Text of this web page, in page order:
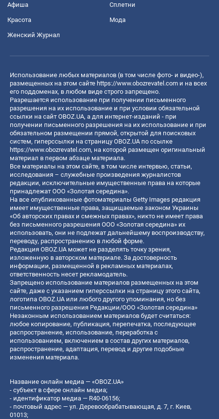
Афиша Сплетни
Красота Мода
Женский Журнал
Использование любых материалов (в том числе фото- и видео-),
размещенных на этом сайте https://www.obozrevatel.com и на всех
его поддоменах, в любом виде строго запрещено.
Разрешается использование при получении письменного
разрешения на их использование и при условии обязательной
ссылки на сайт OBOZ.UA, а для интернет-изданий - при
получении письменного разрешения на их использование и при
обязательном размещении прямой, открытой для поисковых
систем, гиперссылки на страницу OBOZ.UA по ссылке
https://www.obozrevatel.com, на которой размещен оригинальный
материал в первом абзаце материала.
Все материалы на этом сайте, в том числе интервью, статьи,
исследования – служебные произведения журналистов
редакции, исключительные имущественные права на которые
принадлежат ООО «Золотая середина».
На все опубликованные фотоматериалы Getty Images редакция
имеет имущественные права, защищаемые законом Украины
«Об авторских правах и смежных правах», никто не имеет права
без письменного разрешения ООО «Золотая середина» их
использовать, они не подлежат дальнейшему воспроизводству,
переводу, распространению в любой форме.
Редакция OBOZ.UA может не разделять точку зрения,
изложенную в авторском материале. За достоверность
информации, размещенной в рекламных материалах,
ответственность несет рекламодатель.
Запрещено использование материалов размещенных на этом
сайте, даже с указанием гиперссылки на страницу этого сайта,
логотипа OBOZ.UA или любого другого упоминания, но без
письменного разрешения Редакции/ООО «Золотая середина»
Незаконным использованием материалов будет считаться:
любое копирование, публикация, перепечатка, последующее
распространение, использование, переработка с
использованием, включением в состав других материалов,
распространение, адаптация, перевод и другие подобные
изменения материала.
Название онлайн медиа — «OBOZ.UA»
- субъект в сфере онлайн медиа;
- идентификатор медиа — R40-06156;
- почтовый адрес — ул. Деревообрабатывающая, д. 7, г. Киев,
01013;